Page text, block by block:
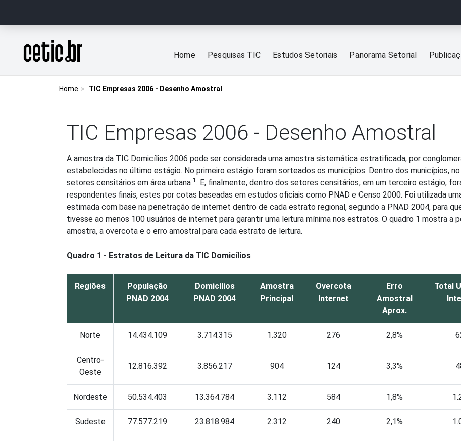
Página inicial
Home Pesquisas TIC Estudos Setoriais Panorama Setorial
Home TIC Empresas 2006 - Desenho Amostral
TIC Empresas 2006 - Desenho Amostral
A amostra da TIC Domicílios 2006 pode ser considerada uma amostra sistemática estratificada, por
estabelecidas no último estágio. No primeiro estágio foram sorteados os municípios. Dentro dos municípios,
setores censitários em área urbana 1 . E, finalmente, dentro dos setores censitários, em um terceiro estágio,
respondentes finais, estes por cotas baseadas em estudos oficiais como PNAD e Censo 2000. Foi utilizada
estimada com base na penetração de internet dentro de cada estrato regional, segundo a PNAD 2004, para
tivesse ao menos 100 usuários de internet para garantir uma leitura mínima nos estratos. O quadro 1 mostra a
amostra, a overcota e o erro amostral para cada estrato de leitura.
Quadro 1 - Estratos de Leitura da TIC Domicílios
Regiões
População
PNAD 2004
Domicílios
PNAD 2004
Amostra
Principal
Overcota
Internet
Erro
Amostral
Aprox.
Total
Norte 14.434.109 3.714.315 1.320 276 2,8%
Centro-
Oeste
12.816.392 3.856.217 904 124 3,3%
Nordeste 50.534.403 13.364.784 3.112 584 1,8%
Sudeste 77.577.219 23.818.984 2.312 240 2,1%